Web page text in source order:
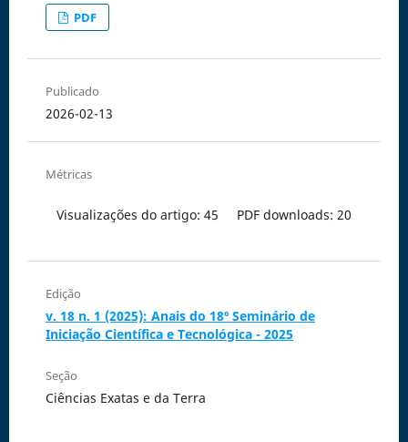
PDF
Publicado
2026-02-13
Métricas
Visualizações do artigo: 45 PDF downloads: 20
Edição
v. 18 n. 1 (2025): Anais do 18º Seminário de
Iniciação Científica e Tecnológica - 2025
Seção
Ciências Exatas e da Terra